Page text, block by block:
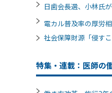
日歯会長選、小林
電カル普及率の厚労
社会保障財源「侵
特集・連載：医師の